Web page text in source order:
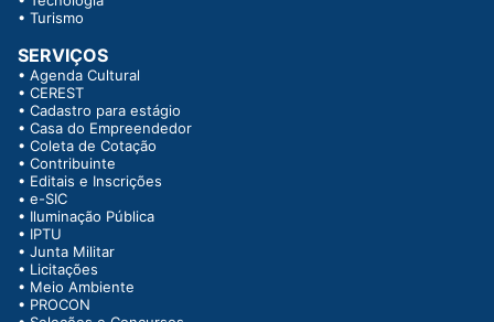
• Turismo
SERVIÇOS
• Agenda Cultural
• CEREST
• Cadastro para estágio
• Casa do Empreendedor
• Coleta de Cotação
• Contribuinte
• Editais e Inscrições
• e-SIC
• Iluminação Pública
• IPTU
• Junta Militar
• Licitações
• Meio Ambiente
• PROCON